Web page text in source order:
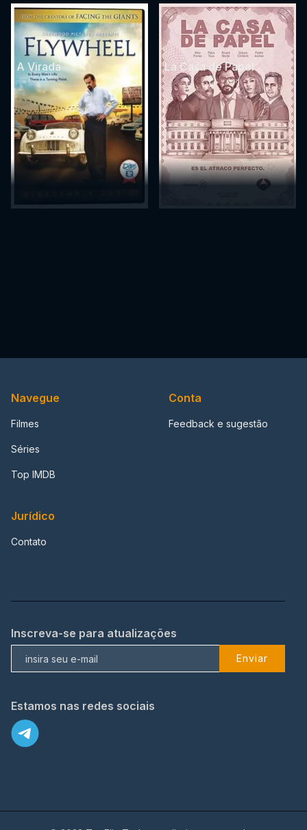
A Virada La Casa de Papel
Navegue
Filmes
Séries
Top IMDB
Conta
Feedback e sugestão
Jurídico
Contato
Inscreva-se para atualizações
Enviar
Estamos nas redes sociais